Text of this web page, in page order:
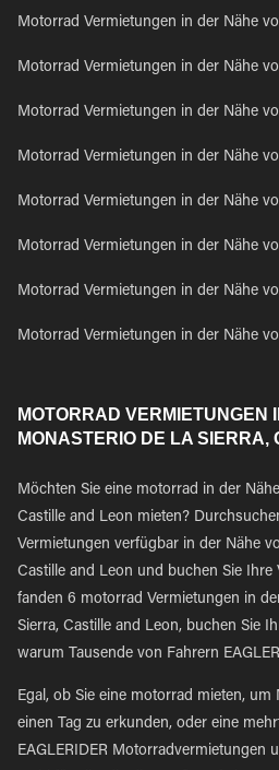
Motorrad Vermietungen in der Nähe
Motorrad Vermietungen in der Nähe
Motorrad Vermietungen in der Nähe
Motorrad Vermietungen in der Nähe
Motorrad Vermietungen in der Nähe
Motorrad Vermietungen in der Nähe
Motorrad Vermietungen in der Nähe
Motorrad Vermietungen in der Nähe
MOTORRAD VERMIETUNGEN
MONASTERIO DE LA SIERRA,
Möchten Sie eine motorrad in der
Castille and Leon mieten?
Vermietungen verfügbar in der Nähe
Castille and Leon und buchen Sie
fanden 6 motorrad Vermietungen in
Sierra, Castille and Leon, buchen Sie
warum Tausende von Fahrern
Egal, ob Sie eine motorrad mieten,
einen Tag zu erkunden, oder eine
EAGLERIDER Motorradvermietungen